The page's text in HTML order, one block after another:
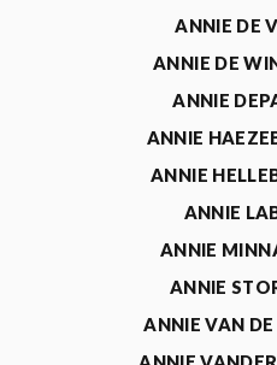
ANNIE DE
ANNIE DE
ANNIE
ANNIE
ANNIE
ANNIE
ANNIE
ANNIE
ANNIE VAN